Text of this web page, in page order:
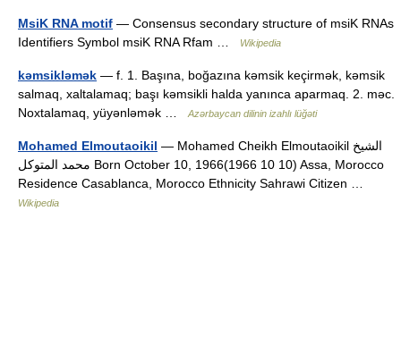
MsiK RNA motif — Consensus secondary structure of msiK RNAs
Identifiers Symbol msiK RNA Rfam …
Wikipedia
kəmsikləmək — f. 1. Başına, boğazına kəmsik keçirmək, kəmsik
salmaq, xaltalamaq; başı kəmsikli halda yanınca aparmaq. 2. məc.
Noxtalamaq, yüyənləmək …
Azərbaycan dilinin izahlı lüğəti
Mohamed Elmoutaoikil — Mohamed Cheikh Elmoutaoikil الشيخ
محمد المتوكل Born October 10, 1966(1966 10 10) Assa, Morocco
Residence Casablanca, Morocco Ethnicity Sahrawi Citizen …
Wikipedia